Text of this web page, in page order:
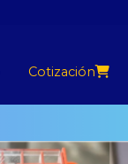
Cotización